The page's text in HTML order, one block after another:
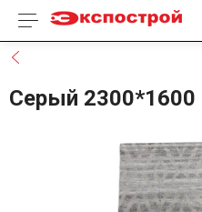
Каталог товаров
Серый 2300*1600